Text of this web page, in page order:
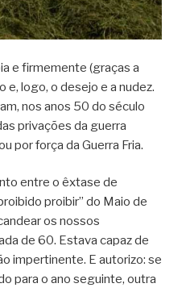
e firmemente (graças a
logo, o desejo e a nudez.
nos anos 50 do século
privações da guerra
por força da Guerra Fria.
entre o êxtase de
proibir” do Maio de
os nossos
de 60. Estava capaz de
impertinente. E autorizo: se
para o ano seguinte, outra